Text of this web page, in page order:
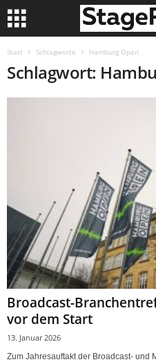
Start Schlagworte Hamburg Open
Schlagwort:
Broadcast-
vor dem Start
13. Januar 2026
Zum Jahresauftakt der Broadcast- und